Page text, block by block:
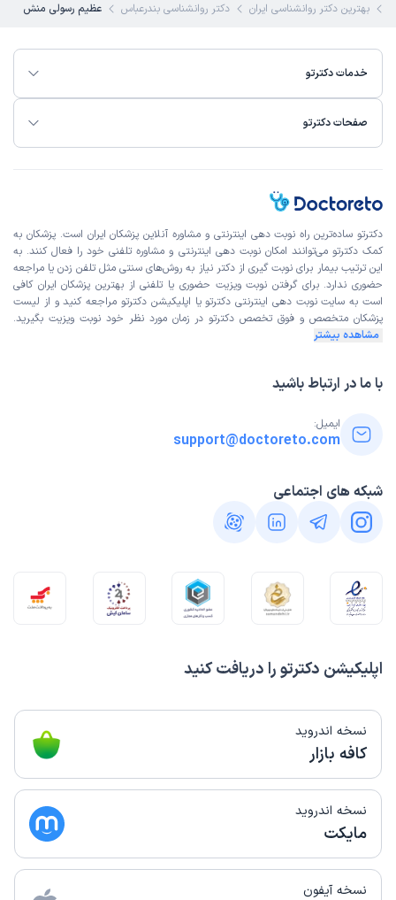
بهترین دکتر روانشناسی ایران دکتر روانشناسی بندرعباس عظیم رسولی منش
خدمات دکترتو
صفحات دکترتو
اپلیکیشن دکترتو را دریافت کنید
نسخه اندروید
کافه بازار
نسخه اندروید
مایکت
نسخه آیفون
دکترتو ساده‌ترین راه نوبت‌ دهی اینترنتی و مشاوره آنلاین پزشکان ایران است. پزشکان به
کمک دکترتو می‌توانند امکان نوبت دهی اینترنتی و مشاوره تلفنی خود را فعال کنند. به
این ترتیب بیمار برای نوبت گیری از دکتر نیاز به روش‌های سنتی مثل تلفن زدن یا مراجعه
حضوری ندارد. برای گرفتن نوبت ویزیت حضوری یا تلفنی از بهترین پزشکان ایران کافی
است به سایت نوبت دهی اینترنتی دکترتو یا اپلیکیشن دکترتو مراجعه کنید و از لیست
پزشکان متخصص و فوق تخصص دکترتو در زمان مورد نظر خود نوبت ویزیت بگیرید.
مشاهده بیشتر
با ما در ارتباط باشید
ایمیل:
support@doctoreto.com
شبکه های اجتماعی